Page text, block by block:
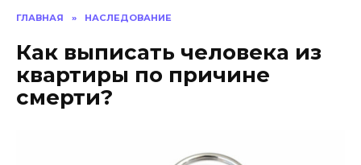
ГЛАВНАЯ » НАСЛЕДОВАНИЕ
Как выписать человека из
квартиры по причине
смерти?